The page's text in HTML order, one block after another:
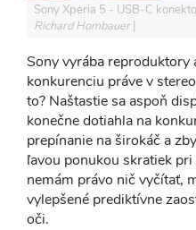
Sony Xperia 5 - USB-C
Richard Hombauer
Sony vyrába reproduktory
konkurenciu práve v
to? Naštastie sa aspoň
konečne dotiahla na
prepínanie na širokáč a
ľavou ponukou skratiek
nemám právo nič vyčítať,
vylepšené prediktívne
oči.